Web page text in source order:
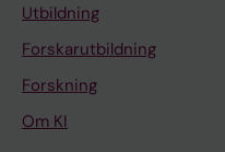
Utbildning
Forskarutbildning
Forskning
Om KI